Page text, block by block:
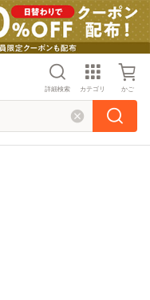
詳細検索 カテゴリ かご